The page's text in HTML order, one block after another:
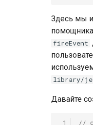
Здесь мы
fireEvent
library/
Давайте
1 //